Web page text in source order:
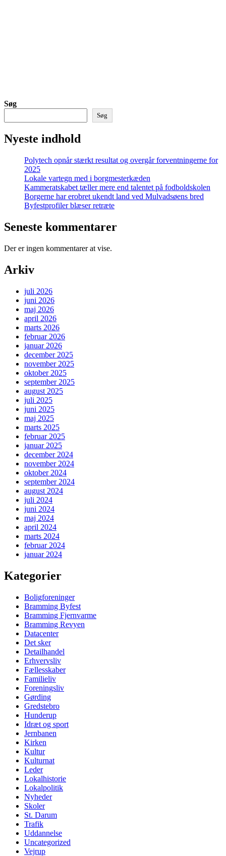
Søg
Søg
Nyeste indhold
Polytech opnår stærkt resultat og overgår forventningerne for
2025
Lokale vartegn med i borgmesterkæden
Kammeratskabet tæller mere end talentet på fodboldskolen
Borgerne har erobret ukendt land ved Mulvadsøens bred
Byfestprofiler blæser retræte
Seneste kommentarer
Der er ingen kommentarer at vise.
Arkiv
juli 2026
juni 2026
maj 2026
april 2026
marts 2026
februar 2026
januar 2026
december 2025
november 2025
oktober 2025
september 2025
august 2025
juli 2025
juni 2025
maj 2025
marts 2025
februar 2025
januar 2025
december 2024
november 2024
oktober 2024
september 2024
august 2024
juli 2024
juni 2024
maj 2024
april 2024
marts 2024
februar 2024
januar 2024
Kategorier
Boligforeninger
Bramming Byfest
Bramming Fjernvarme
Bramming Revyen
Datacenter
Det sker
Detailhandel
Erhvervsliv
Fællesskaber
Familieliv
Foreningsliv
Gørding
Gredstebro
Hunderup
Idræt og sport
Jernbanen
Kirken
Kultur
Kulturnat
Leder
Lokalhistorie
Lokalpolitik
Nyheder
Skoler
St. Darum
Trafik
Uddannelse
Uncategorized
Vejrup